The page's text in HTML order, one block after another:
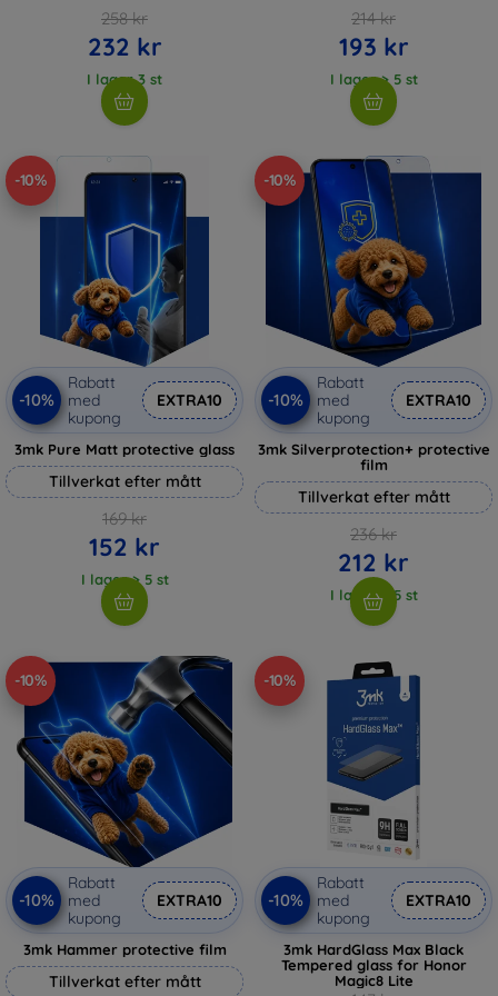
258 kr
232 kr
I lager 3 st
214 kr
193 kr
I lager > 5 st
-10%
-10%
Rabatt
med
kupong
EXTRA10
3mk Pure Matt protective glass
Tillverkat efter mått
169 kr
152 kr
I lager > 5 st
-10%
-10%
Rabatt
med
kupong
EXTRA10
3mk Silverprotection+ protective
film
Tillverkat efter mått
236 kr
212 kr
I lager > 5 st
-10%
-10%
Rabatt
med
kupong
EXTRA10
3mk Hammer protective film
Tillverkat efter mått
-10%
-10%
Rabatt
med
kupong
EXTRA10
3mk HardGlass Max Black
Tempered glass for Honor
Magic8 Lite